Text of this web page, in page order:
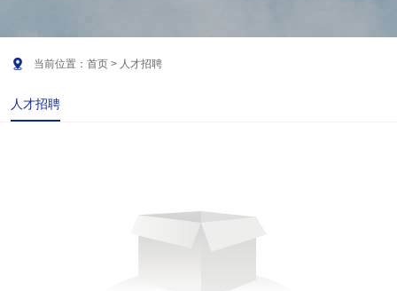
人才招聘
 当前位置： 首页 > 人才招聘